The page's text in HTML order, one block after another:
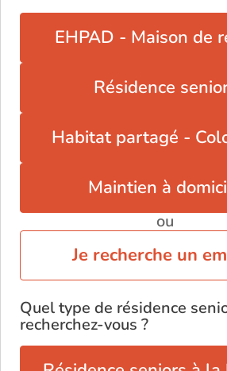
Saint-Martin-des-Besaces
Trouville-sur-Mer (14360)
EHPAD - Maison de
Résidence
Habitat partagé -
Maintien à
ou
Je recherche un
Quel type de résidence
recherchez-vous ?